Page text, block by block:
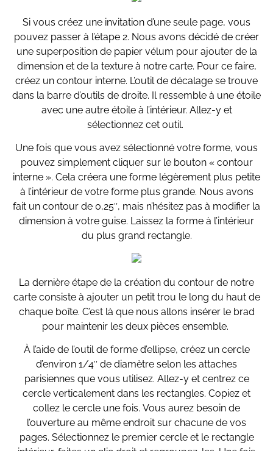
Si vous créez une invitation d’une seule page, vous
pouvez passer à l’étape 2. Nous avons décidé de créer
une superposition de papier vélum pour ajouter de la
dimension et de la texture à notre carte. Pour ce faire,
créez un contour interne. L’outil de décalage se trouve
dans la barre d’outils de droite. Il ressemble à une étoile
avec une autre étoile à l’intérieur. Allez-y et
sélectionnez cet outil.
Une fois que vous avez sélectionné votre forme, vous
pouvez simplement cliquer sur le bouton « contour
interne ». Cela créera une forme légèrement plus petite
à l’intérieur de votre forme plus grande. Nous avons
fait un contour de 0,25″, mais n’hésitez pas à modifier la
dimension à votre guise. Laissez la forme à l’intérieur
du plus grand rectangle.
La dernière étape de la création du contour de notre
carte consiste à ajouter un petit trou le long du haut de
chaque boîte. C’est là que nous allons insérer le brad
pour maintenir les deux pièces ensemble.
À l’aide de l’outil de forme d’ellipse, créez un cercle
d’environ 1/4″ de diamètre selon les attaches
parisiennes que vous utilisez. Allez-y et centrez ce
cercle verticalement dans les rectangles. Copiez et
collez le cercle une fois. Vous aurez besoin de
l’ouverture au même endroit sur chacune de vos
pages. Sélectionnez le premier cercle et le rectangle